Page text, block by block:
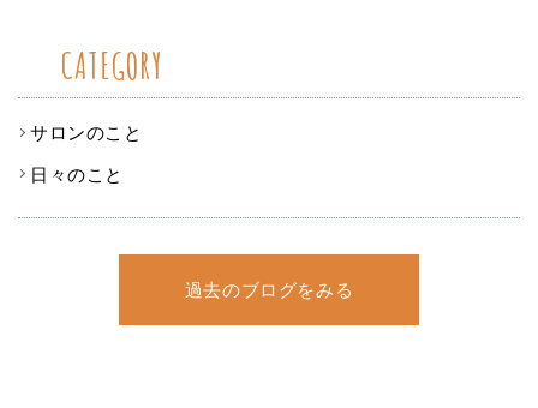
CATEGORY
サロンのこと
日々のこと
過去のブログをみる